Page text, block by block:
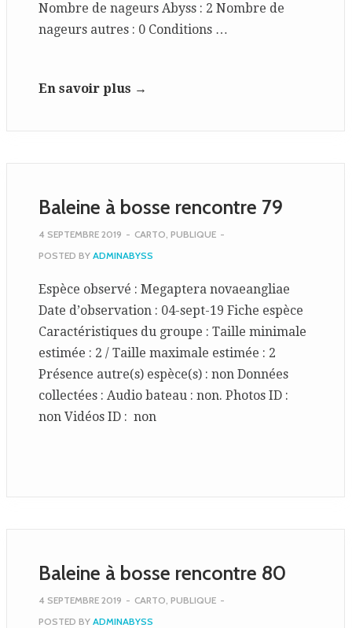
Nombre de nageurs Abyss : 2 Nombre de
nageurs autres : 0 Conditions …
En savoir plus →
Baleine à bosse rencontre 79
4 SEPTEMBRE 2019 - CARTO, PUBLIQUE -
POSTED BY ADMINABYSS
Espèce observé : Megaptera novaeangliae
Date d’observation : 04-sept-19 Fiche espèce
Caractéristiques du groupe : Taille minimale
estimée : 2 / Taille maximale estimée : 2
Présence autre(s) espèce(s) : non Données
collectées : Audio bateau : non. Photos ID :
non Vidéos ID : non
Baleine à bosse rencontre 80
4 SEPTEMBRE 2019 - CARTO, PUBLIQUE -
POSTED BY ADMINABYSS